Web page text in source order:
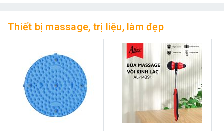
Thiết bị massage, trị liệu, làm đẹp